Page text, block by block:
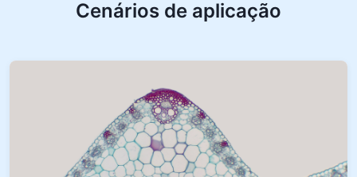
Cenários de aplicação